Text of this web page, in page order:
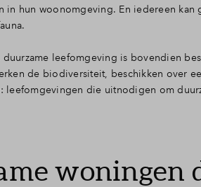
in hun woonomgeving. En iedereen
duurzame leefomgeving is bovendien
de biodiversiteit, beschikken over
die uitnodigen om
woningen